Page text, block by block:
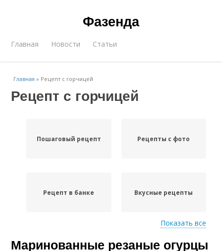
Фазенда
Главная Новости Статьи
Главная » Рецепт с горчицей
Рецепт с горчицей
Пошаговый рецепт Рецепты с фото
Рецепт в банке Вкусные рецепты
Огурцы с горчицей Быстрый рецепт
Показать все
Маринованные резаные огурцы